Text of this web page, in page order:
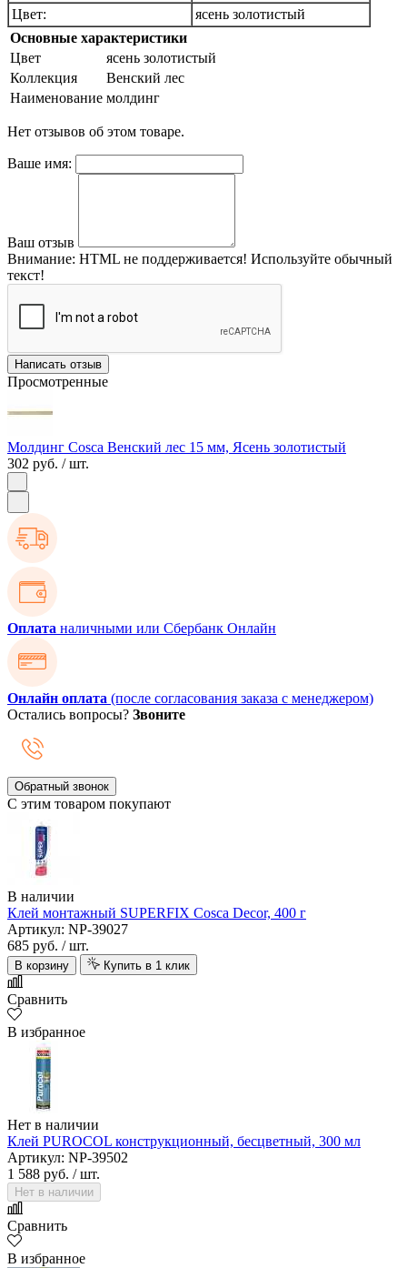
Цвет:
ясень золотистый
Основные характеристики
Цвет
ясень золотистый
Коллекция
Венский лес
Наименование молдинг
Нет отзывов об этом товаре.
Ваше имя:
Ваш отзыв
Внимание: HTML не поддерживается! Используйте обычный
текст!
Написать отзыв
Просмотренные
Молдинг Cosca Венский лес 15 мм, Ясень золотистый
302 руб. / шт.
Оплата наличными или Сбербанк Онлайн
Онлайн оплата (после согласования заказа с менеджером)
Остались вопросы? Звоните
Обратный звонок
С этим товаром покупают
В наличии
Клей монтажный SUPERFIX Cosca Decor, 400 г
Артикул: NP-39027
685 руб. / шт.
В корзину Купить в 1 клик
Сравнить
В избранное
Нет в наличии
Клей PUROCOL конструкционный, бесцветный, 300 мл
Артикул: NP-39502
1 588 руб. / шт.
Нет в наличии
Сравнить
В избранное